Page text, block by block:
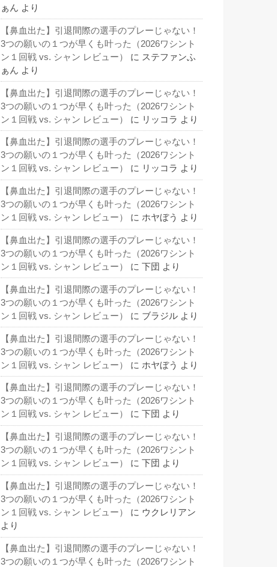
ぁん より
【鼻血出た】引退間際の選手のプレーじゃない！
3つの願いの１つが早くも叶った（2026ワシント
ン１回戦 vs. シャン レビュー）
に ステファンふ
ぁん より
【鼻血出た】引退間際の選手のプレーじゃない！
3つの願いの１つが早くも叶った（2026ワシント
ン１回戦 vs. シャン レビュー）
に リッコラ より
【鼻血出た】引退間際の選手のプレーじゃない！
3つの願いの１つが早くも叶った（2026ワシント
ン１回戦 vs. シャン レビュー）
に リッコラ より
【鼻血出た】引退間際の選手のプレーじゃない！
3つの願いの１つが早くも叶った（2026ワシント
ン１回戦 vs. シャン レビュー）
に ホヤぼう より
【鼻血出た】引退間際の選手のプレーじゃない！
3つの願いの１つが早くも叶った（2026ワシント
ン１回戦 vs. シャン レビュー）
に 下団 より
【鼻血出た】引退間際の選手のプレーじゃない！
3つの願いの１つが早くも叶った（2026ワシント
ン１回戦 vs. シャン レビュー）
に ブラジル より
【鼻血出た】引退間際の選手のプレーじゃない！
3つの願いの１つが早くも叶った（2026ワシント
ン１回戦 vs. シャン レビュー）
に ホヤぼう より
【鼻血出た】引退間際の選手のプレーじゃない！
3つの願いの１つが早くも叶った（2026ワシント
ン１回戦 vs. シャン レビュー）
に 下団 より
【鼻血出た】引退間際の選手のプレーじゃない！
3つの願いの１つが早くも叶った（2026ワシント
ン１回戦 vs. シャン レビュー）
に 下団 より
【鼻血出た】引退間際の選手のプレーじゃない！
3つの願いの１つが早くも叶った（2026ワシント
ン１回戦 vs. シャン レビュー）
に ウクレリアン
より
【鼻血出た】引退間際の選手のプレーじゃない！
3つの願いの１つが早くも叶った（2026ワシント